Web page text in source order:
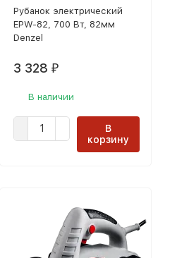
Рубанок электрический
EPW-82, 700 Вт, 82мм
Denzel
3 328 ₽
В наличии
В
корзину